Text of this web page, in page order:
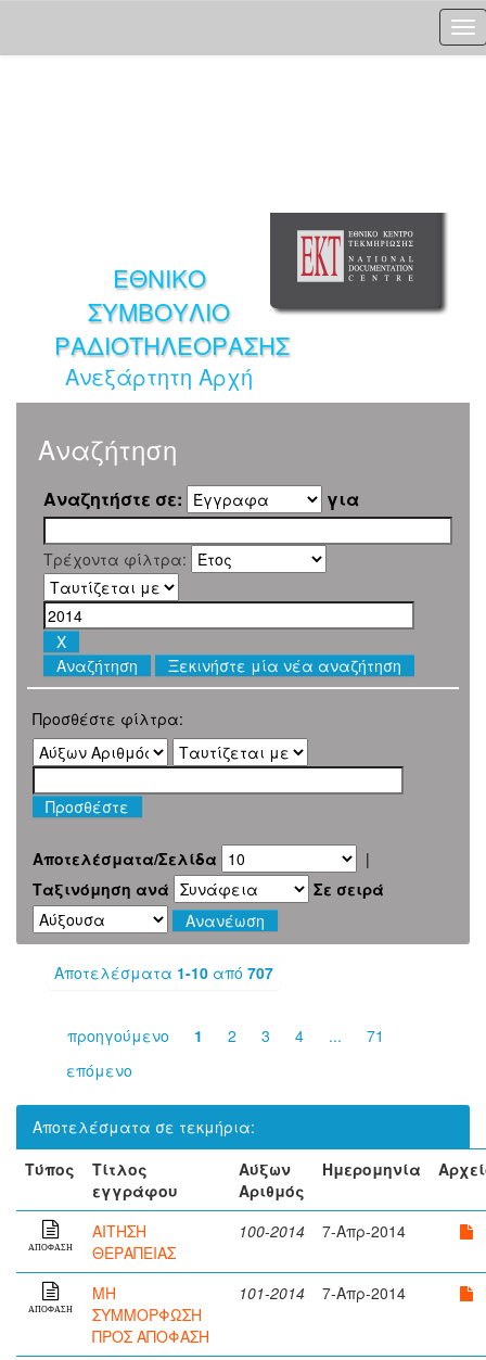
ΕΘΝΙΚΟ
ΣΥΜΒΟΥΛΙΟ
ΡΑΔΙΟΤΗΛΕΟΡΑΣΗΣ
Ανεξάρτητη Αρχή
Αναζήτηση
Αναζητήστε σε: για
Τρέχοντα φίλτρα:
Ξεκινήστε μία νέα αναζήτηση
Προσθέστε φίλτρα:
Αποτελέσματα/Σελίδα
|
Ταξινόμηση ανά
Σε σειρά
Αποτελέσματα 1-10 από 707
προηγούμενο 1 2 3 4 ...
71
επόμενο
Αποτελέσματα σε τεκμήρια:
Τύπος
Τίτλος
εγγράφου
Αύξων
Αριθμός
Ημερομηνία
ΑΠΟΦΑΣΗ
ΑΙΤΗΣΗ
ΘΕΡΑΠΕΙΑΣ
100-2014 7-Απρ-2014
ΑΠΟΦΑΣΗ
ΜΗ
ΣΥΜΜΟΡΦΩΣΗ
ΠΡΟΣ ΑΠΟΦΑΣΗ
101-2014 7-Απρ-2014